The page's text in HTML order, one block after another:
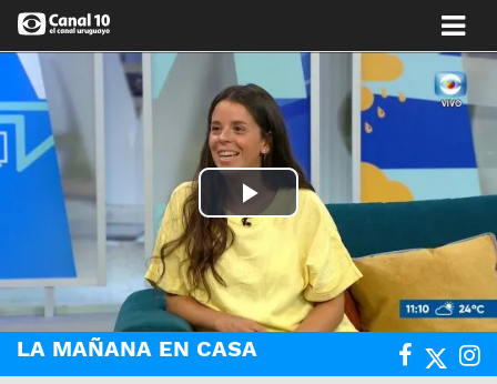
Play
Video
LA MAÑANA EN CASA